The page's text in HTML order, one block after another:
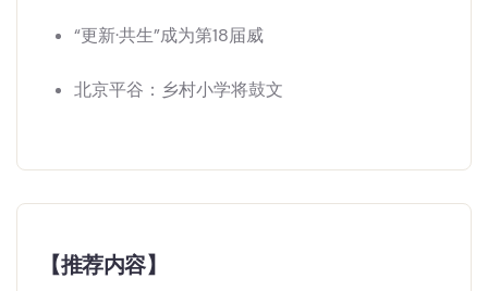
“更新·共生”成为第18届威
北京平谷：乡村小学将鼓文
【推荐内容】